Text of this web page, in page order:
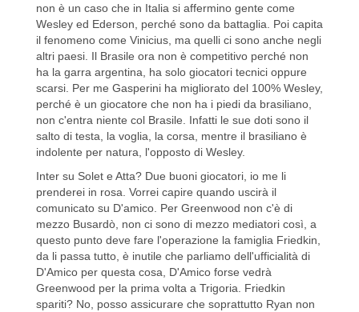
non è un caso che in Italia si affermino gente come
Wesley ed Ederson, perché sono da battaglia. Poi capita
il fenomeno come Vinicius, ma quelli ci sono anche negli
altri paesi. Il Brasile ora non è competitivo perché non
ha la garra argentina, ha solo giocatori tecnici oppure
scarsi. Per me Gasperini ha migliorato del 100% Wesley,
perché è un giocatore che non ha i piedi da brasiliano,
non c'entra niente col Brasile. Infatti le sue doti sono il
salto di testa, la voglia, la corsa, mentre il brasiliano è
indolente per natura, l'opposto di Wesley.
Inter su Solet e Atta? Due buoni giocatori, io me li
prenderei in rosa. Vorrei capire quando uscirà il
comunicato su D'amico. Per Greenwood non c'è di
mezzo Busardò, non ci sono di mezzo mediatori così, a
questo punto deve fare l'operazione la famiglia Friedkin,
da li passa tutto, è inutile che parliamo dell'ufficialità di
D'Amico per questa cosa, D'Amico forse vedrà
Greenwood per la prima volta a Trigoria. Friedkin
spariti? No, posso assicurare che soprattutto Ryan non